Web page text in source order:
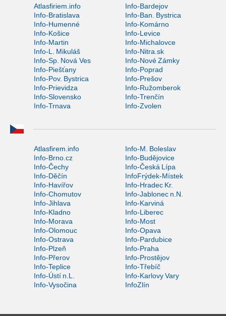
Atlasfiriem.info
Info-Bardejov
Info-Bratislava
Info-Ban. Bystrica
Info-Humenné
Info-Komárno
Info-Košice
Info-Levice
Info-Martin
Info-Michalovce
Info-L. Mikuláš
Info-Nitra.sk
Info-Sp. Nová Ves
Info-Nové Zámky
Info-Piešťany
Info-Poprad
Info-Pov. Bystrica
Info-Prešov
Info-Prievidza
Info-Ružomberok
Info-Slovensko
Info-Trenčín
Info-Trnava
Info-Zvolen
Atlasfirem.info
Info-M. Boleslav
Info-Brno.cz
Info-Budějovice
Info-Čechy
Info-Česká Lípa
Info-Děčín
InfoFrýdek-Místek
Info-Havířov
Info-Hradec Kr.
Info-Chomutov
Info-Jablonec n.N.
Info-Jihlava
Info-Karviná
Info-Kladno
Info-Liberec
Info-Morava
Info-Most
Info-Olomouc
Info-Opava
Info-Ostrava
Info-Pardubice
Info-Plzeň
Info-Praha
Info-Přerov
Info-Prostějov
Info-Teplice
Info-Třebíč
Info-Ústí n.L.
Info-Karlovy Vary
Info-Vysočina
InfoZlín